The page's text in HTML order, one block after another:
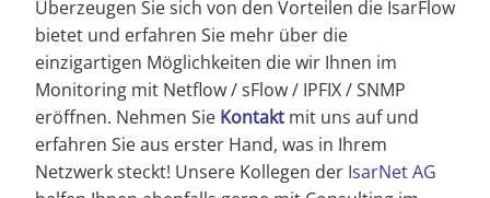
Überzeugen Sie sich von den Vorteilen die IsarFlow
bietet und erfahren Sie mehr über die
einzigartigen Möglichkeiten die wir Ihnen im
Monitoring mit Netflow / sFlow / IPFIX / SNMP
eröffnen. Nehmen Sie Kontakt mit uns auf und
erfahren Sie aus erster Hand, was in Ihrem
Netzwerk steckt! Unsere Kollegen der IsarNet AG